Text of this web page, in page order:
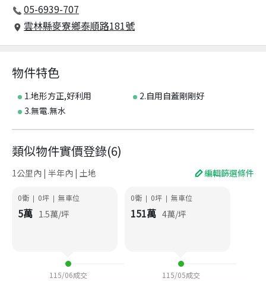
05-6939-707
雲林縣麥寮鄉泰順路181號
物件特色
1.地形方正,好利用
2.自用自蓋剛剛好
3.無電.無水
類似物件實價登錄(6)
1公里內 | 半年內 | 土地 編輯篩選條件
0衛 | 0坪 | 無車位
5萬 1.5萬/坪
115/06成交
0衛 | 0坪 | 無車位
151萬 4萬/坪
115/05成交